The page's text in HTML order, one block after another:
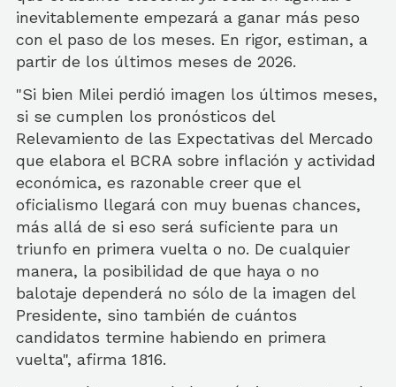
inevitablemente empezará a ganar más peso
con el paso de los meses. En rigor, estiman, a
partir de los últimos meses de 2026.
"Si bien Milei perdió imagen los últimos meses,
si se cumplen los pronósticos del
Relevamiento de las Expectativas del Mercado
que elabora el BCRA sobre inflación y actividad
económica, es razonable creer que el
oficialismo llegará con muy buenas chances,
más allá de si eso será suficiente para un
triunfo en primera vuelta o no. De cualquier
manera, la posibilidad de que haya o no
balotaje dependerá no sólo de la imagen del
Presidente, sino también de cuántos
candidatos termine habiendo en primera
vuelta", afirma 1816.